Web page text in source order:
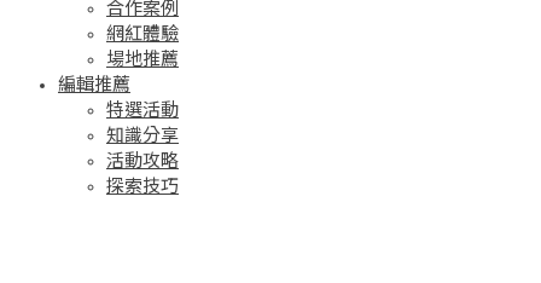
合作案例
網紅體驗
場地推薦
編輯推薦
特選活動
知識分享
活動攻略
探索技巧